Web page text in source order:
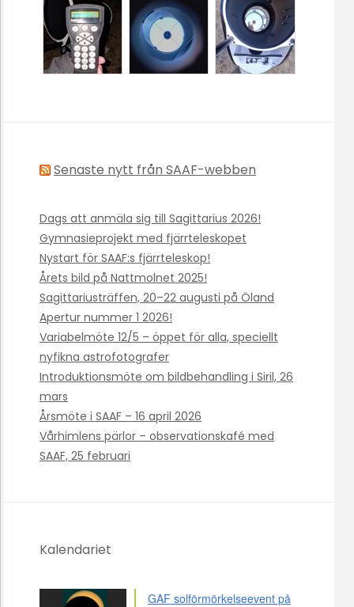
Senaste nytt från SAAF-webben
Dags att anmäla sig till Sagittarius 2026!
Gymnasieprojekt med fjärrteleskopet
Nystart för SAAF:s fjärrteleskop!
Årets bild på Nattmolnet 2025!
Sagittariusträffen, 20–22 augusti på Öland
Apertur nummer 1 2026!
Variabelmöte 12/5 – öppet för alla, speciellt
nyfikna astrofotografer
Introduktionsmöte om bildbehandling i Siril, 26
mars
Årsmöte i SAAF – 16 april 2026
Vårhimlens pärlor – observationskafé med
SAAF, 25 februari
Kalendariet
GAF solförmörkelseevent på